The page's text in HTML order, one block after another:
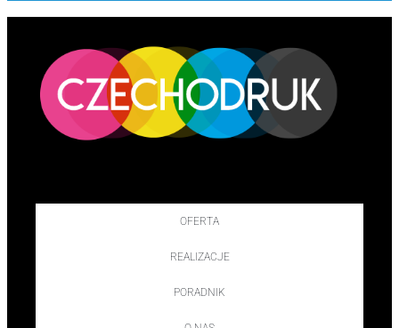
OFERTA
REALIZACJE
PORADNIK